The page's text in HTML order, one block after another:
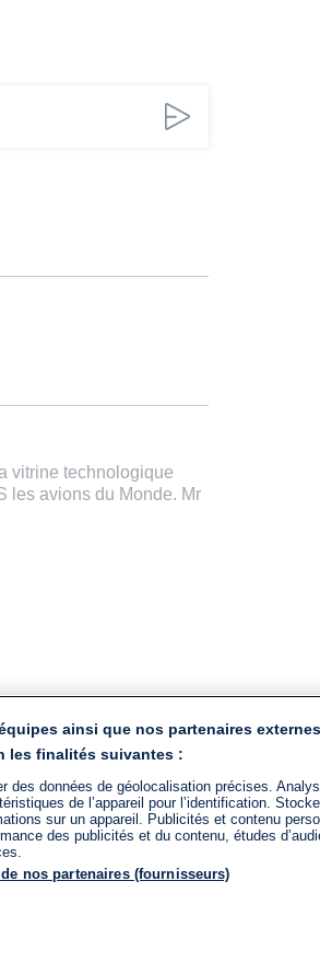
vitrine technologique
les avions du Monde. Mr
ainsi que nos partenaires
les finalités suivantes :
des données de géolocalisation précises.
de l’appareil pour l’identification.
sur un appareil. Publicités et contenu
des publicités et du contenu, études
nos partenaires (fournisseurs)